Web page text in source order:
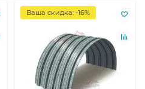
Ваша скидка: -16%